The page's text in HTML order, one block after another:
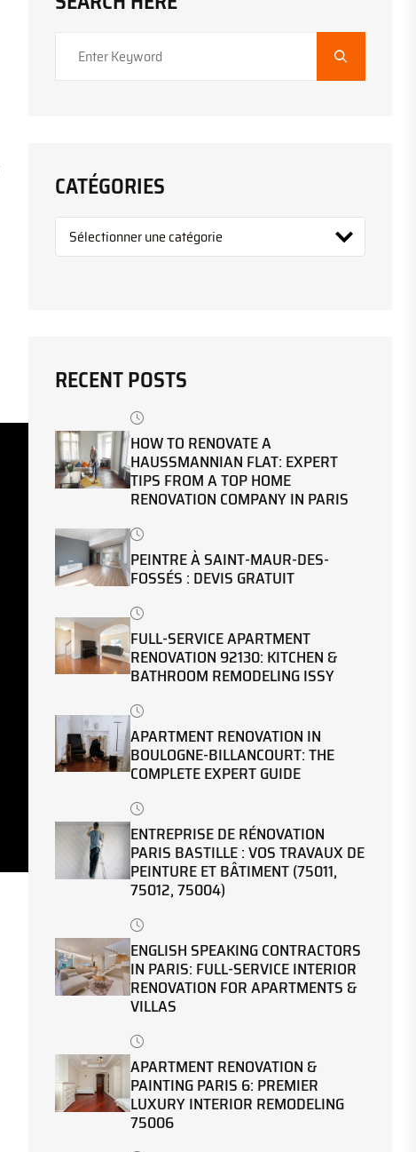
CATÉGORIES
RECENT POSTS
HOW TO RENOVATE A
HAUSSMANNIAN FLAT: EXPERT
TIPS FROM A TOP HOME
RENOVATION COMPANY IN PARIS
PEINTRE À SAINT-MAUR-DES-
FOSSÉS : DEVIS GRATUIT
FULL-SERVICE APARTMENT
RENOVATION 92130: KITCHEN &
BATHROOM REMODELING ISSY
APARTMENT RENOVATION IN
BOULOGNE-BILLANCOURT: THE
COMPLETE EXPERT GUIDE
ENTREPRISE DE RÉNOVATION
PARIS BASTILLE : VOS TRAVAUX DE
PEINTURE ET BÂTIMENT (75011,
75012, 75004)
ENGLISH SPEAKING CONTRACTORS
IN PARIS: FULL-SERVICE INTERIOR
RENOVATION FOR APARTMENTS &
VILLAS
APARTMENT RENOVATION &
PAINTING PARIS 6: PREMIER
LUXURY INTERIOR REMODELING
75006